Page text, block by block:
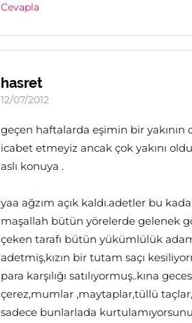
Cevapla
hasret
12/07/2012
geçen haftalarda eşimin bir
icabet etmeyiz ancak çok yakını
aslı konuya .
yaa ağzım açık kaldı.adetler bu
maşallah bütün yörelerde gelenek
çeken tarafı bütün yükümlülük
adetmiş,kızın bir tutam saçı
para karşılığı satılıyormuş..kına
çerez,mumlar ,maytaplar,tüllü
sadece bunlarlada